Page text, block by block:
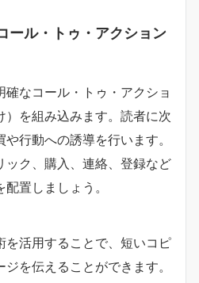
ール・トゥ・アクション
なコール・トゥ・アクショ
）を組み込みます。読者に次
行動への誘導を行います。
ック、購入、連絡、登録など
置しましょう。
を活用することで、短いコピ
を伝えることができます。